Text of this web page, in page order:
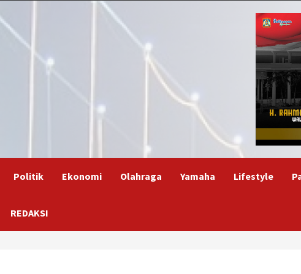
Politik Ekonomi Olahraga Yamaha Lifestyle
REDAKSI